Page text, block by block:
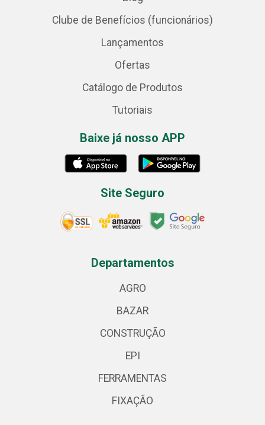
Clube de Benefícios (funcionários)
Lançamentos
Ofertas
Catálogo de Produtos
Tutoriais
Baixe já nosso APP
Site Seguro
Departamentos
AGRO
BAZAR
CONSTRUÇÃO
EPI
FERRAMENTAS
FIXAÇÃO